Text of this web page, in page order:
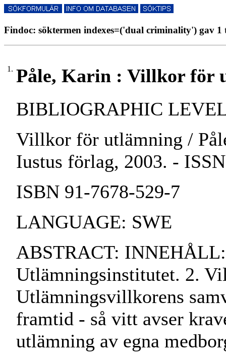
Findoc: söktermen indexes=('dual criminality') gav
1. Påle, Karin : Villkor för
BIBLIOGRAPHIC
Villkor för utlämning /
Iustus förlag, 2003. -
ISBN 91-7678-529-7
LANGUAGE: SWE
ABSTRACT:
Utlämningsinstitutet. 2.
Utlämningsvillkorens
framtid - så vitt avser
utlämning av egna